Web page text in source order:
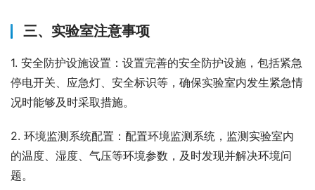
三、实验室注意事项
1. 安全防护设施设置：设置完善的安全防护设施，包括紧急
停电开关、应急灯、安全标识等，确保实验室内发生紧急情
况时能够及时采取措施。
2. 环境监测系统配置：配置环境监测系统，监测实验室内
的温度、湿度、气压等环境参数，及时发现并解决环境问
题。